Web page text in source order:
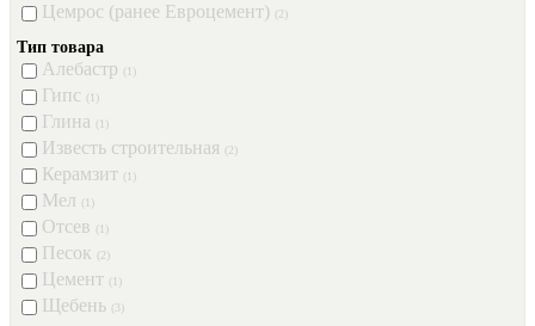
Цемрос (ранее Евроцемент) (2)
Тип товара
Алебастр (1)
Гипс (1)
Глина (1)
Известь строительная (2)
Керамзит (1)
Мел (1)
Отсев (1)
Песок (2)
Цемент (1)
Щебень (3)